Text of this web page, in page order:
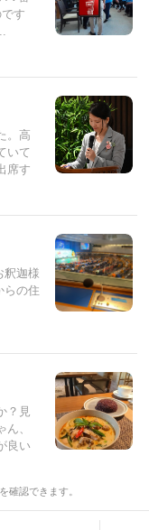
す
。高
いて
席す
釈迦様
らの住
？見
、
良い
確認できます。